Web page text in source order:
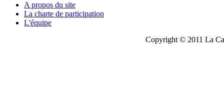
A propos du site
La charte de participation
L'équipe
Copyright © 2011 La